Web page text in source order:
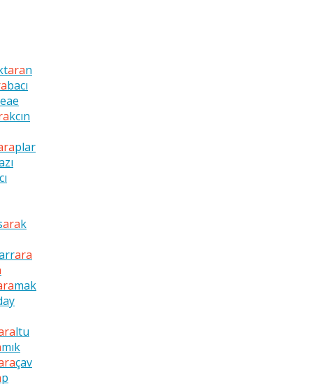
aran
bacı
kcın
plar
cı
arak
ara
mak
ltu
mık
çav
p